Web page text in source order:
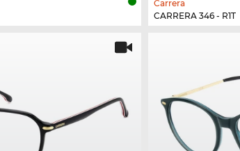
Carrera
CARRERA 346 - R1T